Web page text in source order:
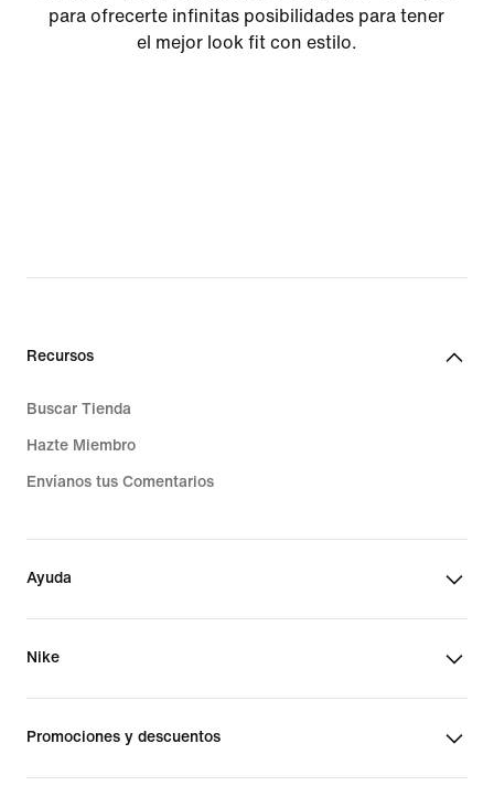
para ofrecerte infinitas posibilidades para tener
el mejor look fit con estilo.
Recursos
Buscar Tienda
Hazte Miembro
Envíanos tus Comentarios
Ayuda
Nike
Promociones y descuentos